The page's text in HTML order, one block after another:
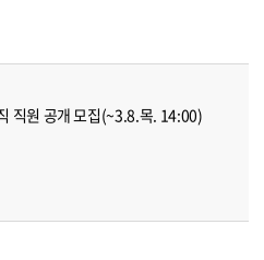
직원 공개 모집(~3.8.목. 14:00)